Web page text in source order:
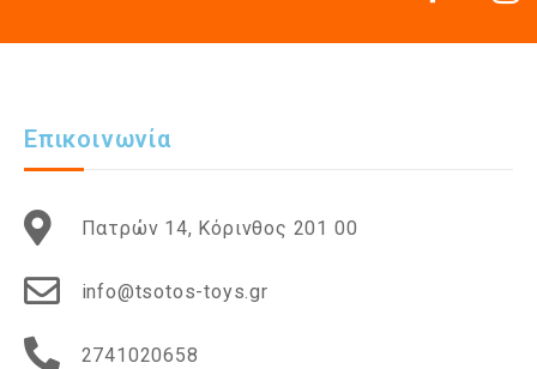
Επικοινωνία
Πατρών 14, Κόρινθος 201 00
info@tsotos-toys.gr
2741020658